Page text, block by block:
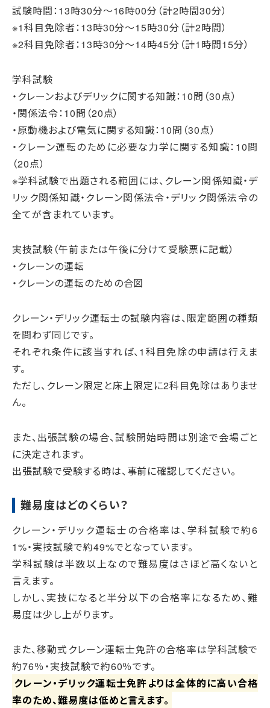
試験時間：13時30分～16時00分（計2時間30分）
※1科目免除者：13時30分～15時30分（計2時間）
※2科目免除者：13時30分～14時45分（計1時間15分）
学科試験
・クレーンおよびデリックに関する知識：10問（30点）
・関係法令：10問（20点）
・原動機および電気に関する知識：10問（30点）
・クレーン運転のために必要な力学に関する知識：10問
（20点）
※学科試験で出題される範囲には、クレーン関係知識・デ
リック関係知識・クレーン関係法令・デリック関係法令の
全てが含まれています。
実技試験（午前または午後に分けて受験票に記載）
・クレーンの運転
・クレーンの運転のための合図
クレーン・デリック運転士の試験内容は、限定範囲の種類
を問わず同じです。
それぞれ条件に該当すれば、1科目免除の申請は行えま
す。
ただし、クレーン限定と床上限定に2科目免除はありませ
ん。
また、出張試験の場合、試験開始時間は別途で会場ごと
に決定されます。
出張試験で受験する時は、事前に確認してください。
難易度はどのくらい？
クレーン・デリック運転士の合格率は、学科試験で約6
1%・実技試験で約49%でとなっています。
学科試験は半数以上なので難易度はさほど高くないと
言えます。
しかし、実技になると半分以下の合格率になるため、難
易度は少し上がります。
また、移動式クレーン運転士免許の合格率は学科試験で
約76％・実技試験で約60％です。
クレーン・デリック運転士免許よりは全体的に高い合格
率のため、難易度は低めと言えます。